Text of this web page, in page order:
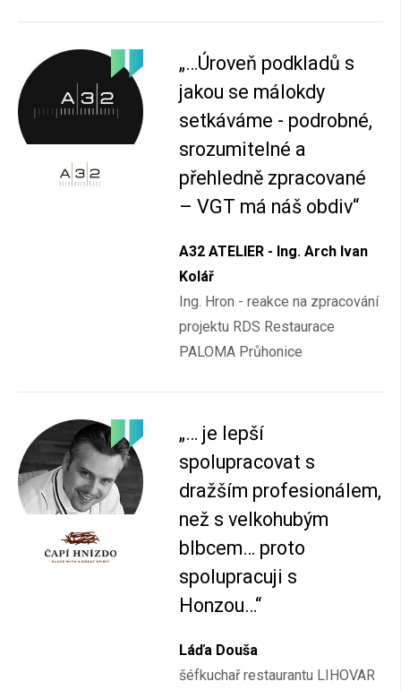
„…Úroveň podkladů s
jakou se málokdy
setkáváme - podrobné,
srozumitelné a
přehledně zpracované
– VGT má náš obdiv“
A32 ATELIER - Ing. Arch Ivan
Kolář
Ing. Hron - reakce na zpracování
projektu RDS Restaurace
PALOMA Průhonice
„… je lepší
spolupracovat s
dražším profesionálem,
než s velkohubým
blbcem… proto
spolupracuji s
Honzou…“
Láďa Douša
šéfkuchař restaurantu LIHOVAR